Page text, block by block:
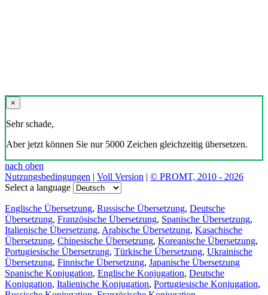
×
Sehr schade,
Aber jetzt können Sie nur 5000 Zeichen gleichzeitig übersetzen.
nach oben
Nutzungsbedingungen | Voll Version | © PROMT, 2010 - 2026
Select a language
Englische Übersetzung, Russische Übersetzung, Deutsche
Übersetzung, Französische Übersetzung, Spanische Übersetzung,
Italienische Übersetzung, Arabische Übersetzung, Kasachische
Übersetzung, Chinesische Übersetzung, Koreanische Übersetzung,
Portugiesische Übersetzung, Türkische Übersetzung, Ukrainische
Übersetzung, Finnische Übersetzung, Japanische Übersetzung
Spanische Konjugation, Englische Konjugation, Deutsche
Konjugation, Italienische Konjugation, Portugiesische Konjugation,